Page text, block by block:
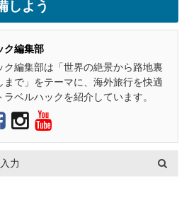
しよう
ク編集部
ク編集部は「世界の絶景から路地裏
まで」をテーマに、海外旅行を快適
ラベルハックを紹介しています。